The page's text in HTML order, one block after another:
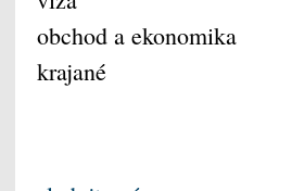
obchod a ekonomika
krajané